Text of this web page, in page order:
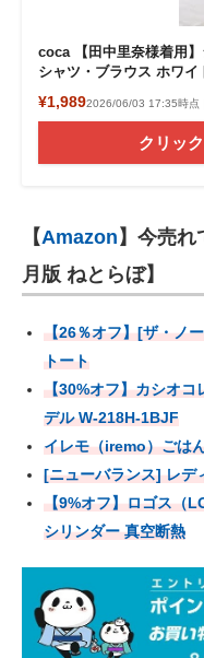
coca 【田中里奈様着用
シャツ・ブラウス ホワ
¥1,9892026/06/03 17:35時点
クリッ
【Amazon 】今売
月版 ねとらぼ】
【26％オフ】[ザ・ノ
トート
【30%オフ】カシオコ
デル W-218H-1BJF
イレモ（iremo）ごは
[ニューバランス] レデ
【9%オフ】ロゴス（
シリンダー 真空断熱